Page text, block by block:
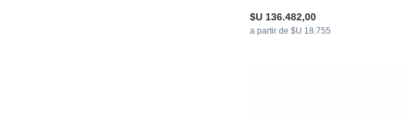
$U 136.482,00
a partir de $U 18.755